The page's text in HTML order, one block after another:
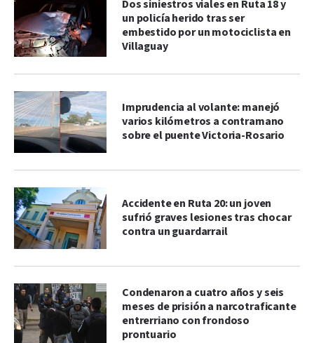
Dos siniestros viales en Ruta 18 y
un policía herido tras ser
embestido por un motociclista en
Villaguay
Imprudencia al volante: manejó
varios kilómetros a contramano
sobre el puente Victoria-Rosario
Accidente en Ruta 20: un joven
sufrió graves lesiones tras chocar
contra un guardarrail
Condenaron a cuatro años y seis
meses de prisión a narcotraficante
entrerriano con frondoso
prontuario